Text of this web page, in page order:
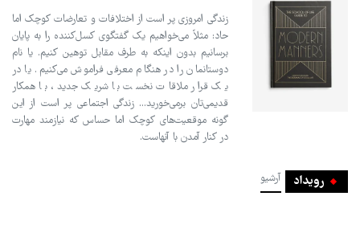
زندگی امروزی پر است از اختلافات و تعارضات کوچک اما
حاد: مثلاً می‌خواهیم یک گفتگوی کسل‌کننده را به پایان
برسانیم بدون اینکه به طرف مقابل توهین کنیم. یا نام
دوستانمان را در هنگام معرفی فراموش می‌کنیم. یا در
یک قرار ملاقات نخست با شریک جدید، با همکار
قدیمی‌تان برمی‌خورید... زندگی اجتماعی پر است از این
گونه موقعیت‌های کوچک اما حساس که نیازمند مهارت
در کنار آمدن با آنهاست.
رویداد آرشیو